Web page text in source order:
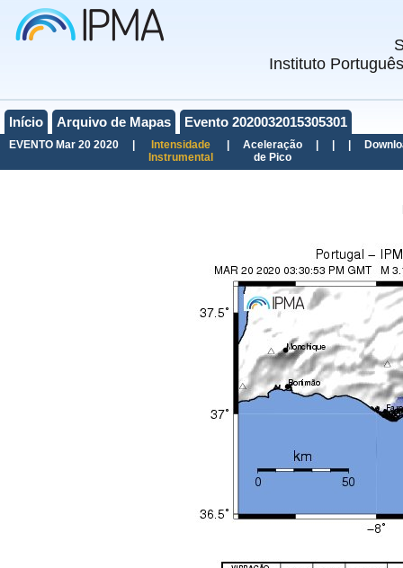
Instituto
Início Arquivo de Mapas Evento 2020032015305301
EVENTO Mar 20 2020
Intensidade
Instrumental
Aceleração
de Pico